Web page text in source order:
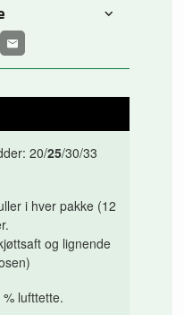
20/25/30/33
i hver pakke (12
og lignende
lufttette.